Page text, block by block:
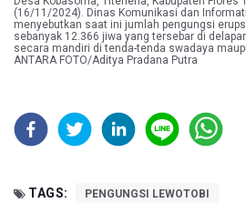
(16/11/2024). Dinas Komunikasi dan
menyebutkan saat ini jumlah pengungsi
sebanyak 12.366 jiwa yang tersebar di
secara mandiri di tenda-tenda swadaya
ANTARA FOTO/Aditya Pradana Putra
TAGS: PENGUNGSI LEWOTOBI